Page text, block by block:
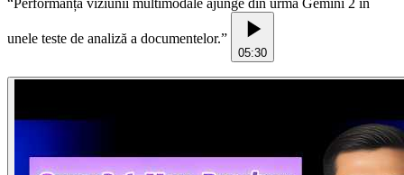
“Performanța viziunii multimodale ajunge din urmă Gemini 2 în
unele teste de analiză a documentelor.”
05:30